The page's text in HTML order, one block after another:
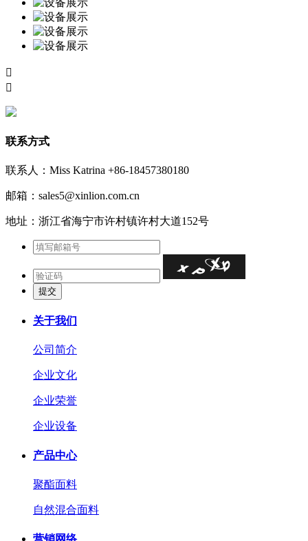


联系方式
联系人：Miss Katrina +86-18457380180
邮箱：sales5@xinlion.com.cn
地址：浙江省海宁市许村镇许村大道152号
关于我们
公司简介
企业文化
企业荣誉
企业设备
产品中心
聚酯面料
自然混合面料